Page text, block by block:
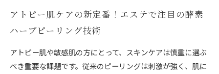
アトピー肌ケアの新定番！エステで注目の酵素
ハーブピーリング技術
アトピー肌や敏感肌の方にとって、スキンケアは慎重に選ぶ
べき重要な課題です。従来のピーリングは刺激が強く、肌に